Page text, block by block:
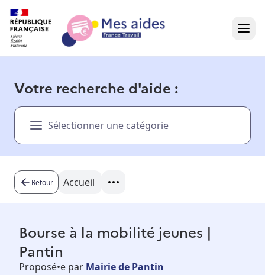
Présentation vidéo
Besoin d'aide ?
Votre recherche d'aide :
Sélectionner une catégorie
Retour Accueil
Bourse à la mobilité jeunes |
Pantin
Proposé•e par Mairie de Pantin